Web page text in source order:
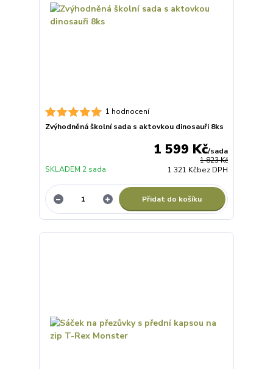
1 hodnocení
Zvýhodněná školní sada s aktovkou dinosauři 8ks
1 823 Kč
1 599 Kč/sada
1 321 Kčbez DPH
SKLADEM 2 sada
Přidat do košíku